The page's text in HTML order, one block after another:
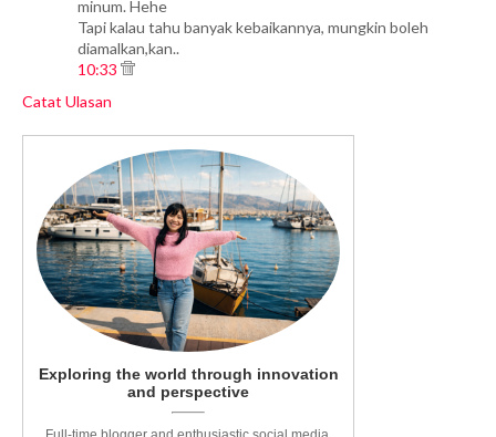
minum. Hehe
Tapi kalau tahu banyak kebaikannya, mungkin boleh
diamalkan,kan..
10:33
Catat Ulasan